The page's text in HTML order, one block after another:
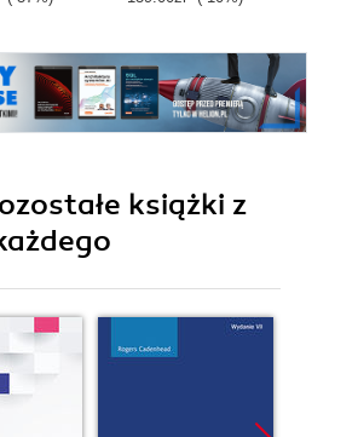
książki z